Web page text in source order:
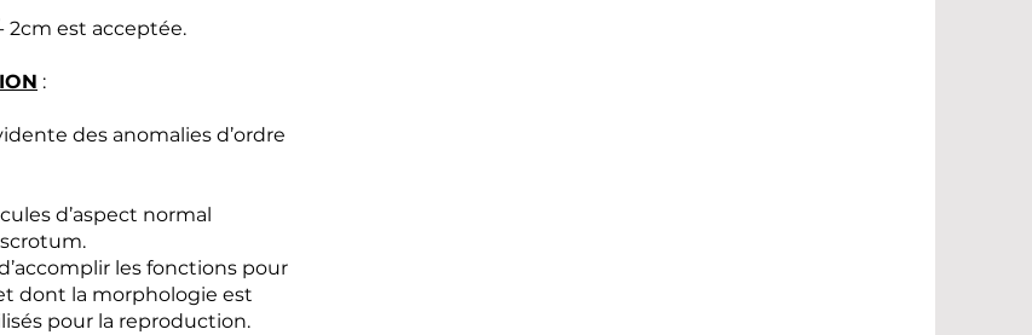
2cm est acceptée.
:
des anomalies d’ordre
d’aspect normal
les fonctions pour
dont la morphologie est
pour la reproduction.